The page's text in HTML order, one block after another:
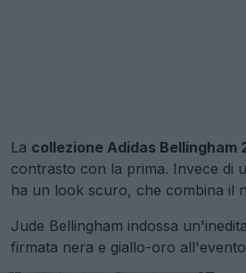
La collezione Adidas Bellingham
contrasto con la prima. Invece di
ha un look scuro, che combina il
Jude Bellingham indossa
firmata nera e giallo-oro